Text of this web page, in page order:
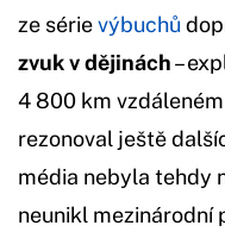
ze sérievýbuchů
zvuk v dějinách–
4 800 km
rezonoval ještě
média nebyla tehdy
neunikl mezinárodní